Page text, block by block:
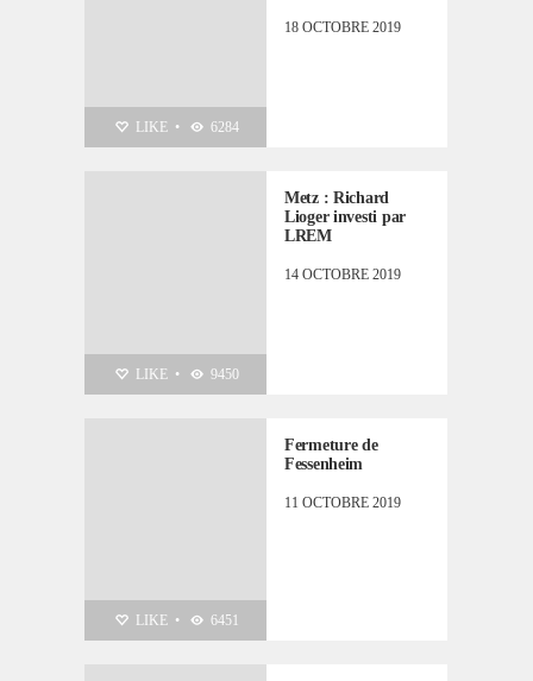
LIKE • 6284
18 OCTOBRE 2019
LIKE • 9450
Metz : Richard
Lioger investi par
LREM
14 OCTOBRE 2019
LIKE • 6451
Fermeture de
Fessenheim
11 OCTOBRE 2019